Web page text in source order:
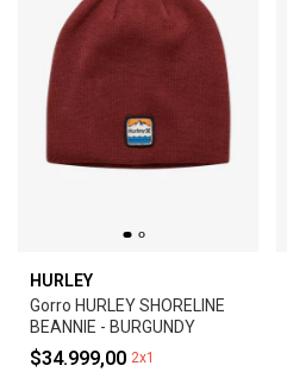
HURLEY
Gorro HURLEY SHORELINE
BEANNIE - BURGUNDY
$34.999,00 2x1